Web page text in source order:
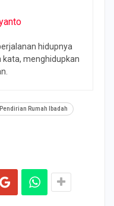
hidupnya
kata, menghidupkan
Pendirian Rumah Ibadah